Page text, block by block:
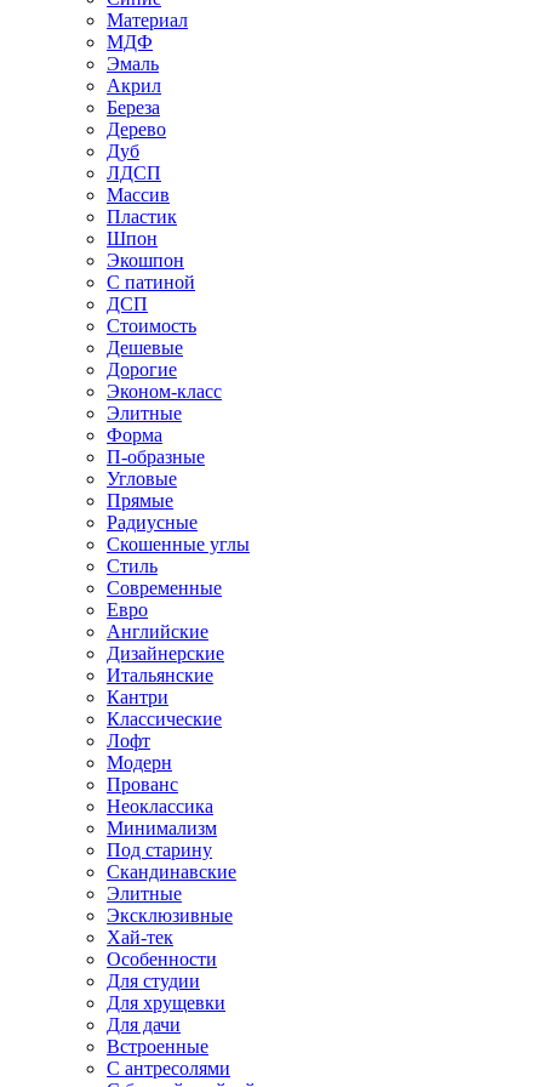
Материал
МДФ
Эмаль
Акрил
Береза
Дерево
Дуб
ЛДСП
Массив
Пластик
Шпон
Экошпон
С патиной
ДСП
Стоимость
Дешевые
Дорогие
Эконом-класс
Элитные
Форма
П-образные
Угловые
Прямые
Радиусные
Скошенные углы
Стиль
Современные
Евро
Английские
Дизайнерские
Итальянские
Кантри
Классические
Лофт
Модерн
Прованс
Неоклассика
Минимализм
Под старину
Скандинавские
Элитные
Эксклюзивные
Хай-тек
Особенности
Для студии
Для хрущевки
Для дачи
Встроенные
С антресолями